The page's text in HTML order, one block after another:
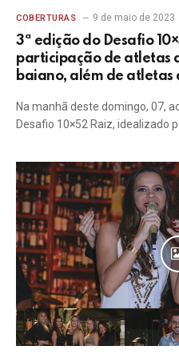
COBERTURAS 9 de maio de 2023
3ª edição do Desafio
participação de atletas
baiano, além de atletas
Na manhã deste domingo, 07,
Desafio 10×52 Raiz, idealizado